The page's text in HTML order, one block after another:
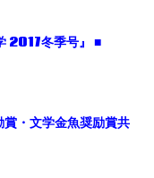
2017冬季号』 ■
・文学金魚奨励賞共